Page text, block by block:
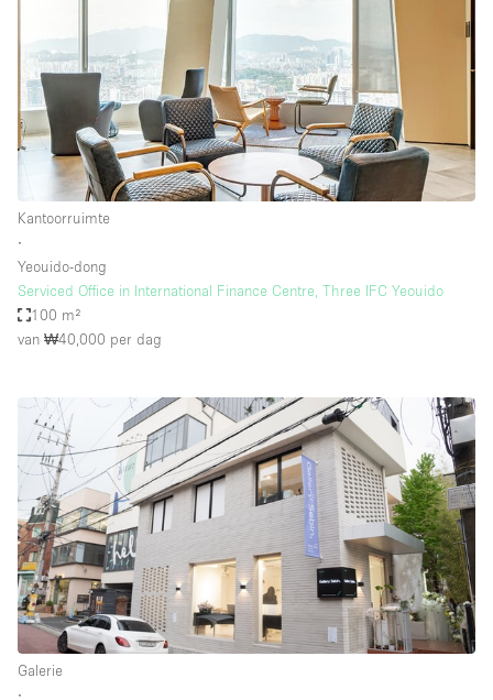
Kantoorruimte
∙
Yeouido-dong
Serviced Office in International Finance Centre, Three IFC Yeouido
100 m²
van ₩40,000 per dag
Galerie
∙